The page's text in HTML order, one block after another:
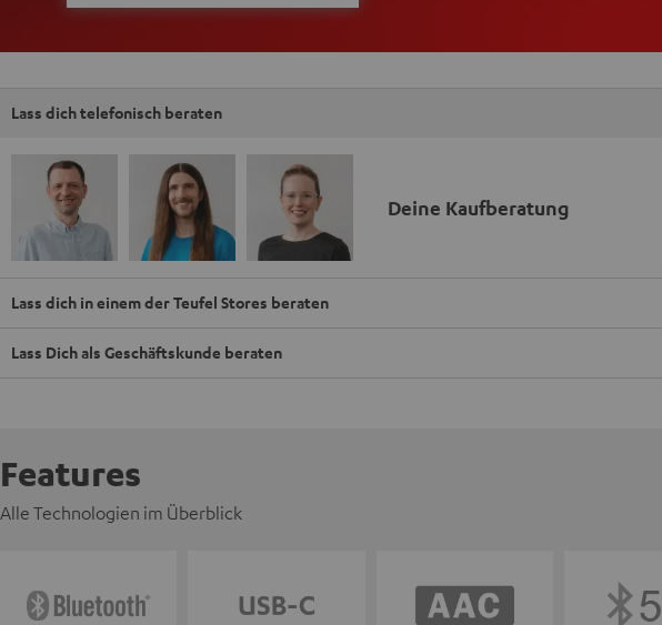
Lass dich telefonisch beraten
Deine Kaufberatung
Lass dich in einem der Teufel Stores beraten
Lass Dich als Geschäftskunde beraten
Features
Alle Technologien im Überblick